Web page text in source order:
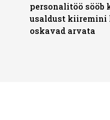
personalitöö sööb
usaldust kiiremini
oskavad arvata